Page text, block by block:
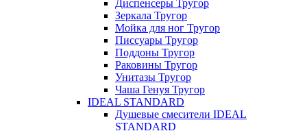
Диспенсеры Тругор
Зеркала Тругор
Мойка для ног Тругор
Писсуары Тругор
Поддоны Тругор
Раковины Тругор
Унитазы Тругор
Чаша Генуя Тругор
IDEAL STANDARD
Душевые смесители IDEAL
STANDARD